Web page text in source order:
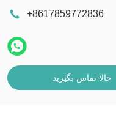
+8617859772836
حالا تماس بگیرید